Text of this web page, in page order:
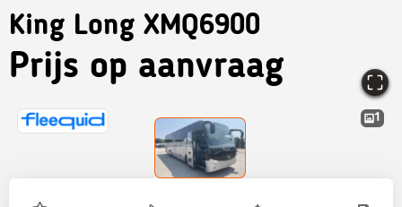
King Long XMQ6900
Prijs op aanvraag
1